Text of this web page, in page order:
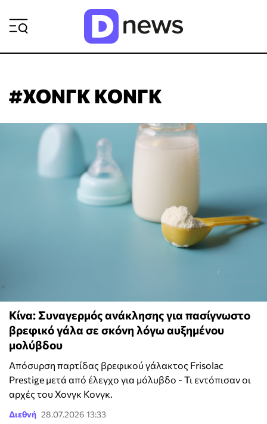
#ΧΟΝΓΚ ΚΟΝΓΚ
Κίνα: Συναγερμός ανάκλησης για πασίγνωστο
βρεφικό γάλα σε σκόνη λόγω αυξημένου
μολύβδου
Απόσυρση παρτίδας βρεφικού γάλακτος Frisolac
Prestige μετά από έλεγχο για μόλυβδο - Τι εντόπισαν οι
αρχές του Χονγκ Κονγκ.
Διεθνή 28.07.2026 13:33